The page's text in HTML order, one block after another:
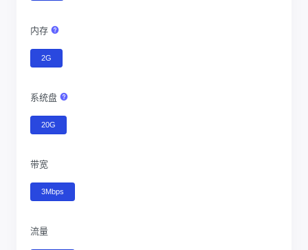
内存
2G
系统盘
20G
带宽
3Mbps
流量